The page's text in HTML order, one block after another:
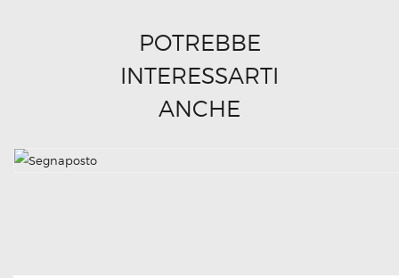
POTREBBE
INTERESSARTI
ANCHE